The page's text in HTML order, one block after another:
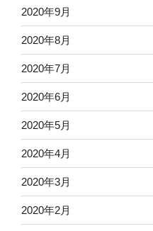
2020年9月
2020年8月
2020年7月
2020年6月
2020年5月
2020年4月
2020年3月
2020年2月